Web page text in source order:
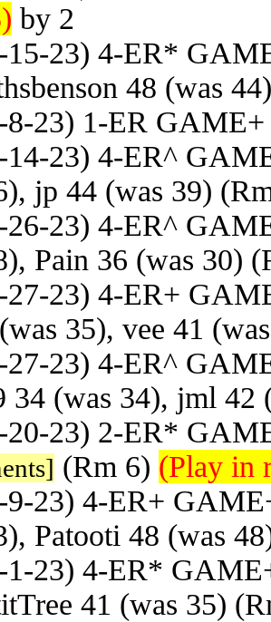
by 2
15-23) 4-ER*
48 (was 44)
8-23) 1-ER
14-23) 4-ER^
jp 44 (was 39)
26-23) 4-ER^
Pain 36 (was 30)
27-23) 4-ER+
35), vee 41
27-23) 4-ER^
34 (was 34), jml 42
20-23) 2-ER*
(Rm 6) (Play in
9-23) 4-ER+
Patooti 48 (was
1-23) 4-ER*
41 (was 35)